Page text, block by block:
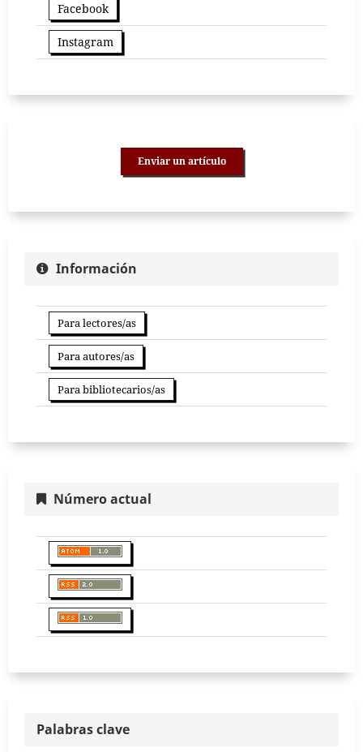
Facebook
Instagram
Enviar un artículo
Información
Para lectores/as
Para autores/as
Para bibliotecarios/as
Número actual
Palabras clave